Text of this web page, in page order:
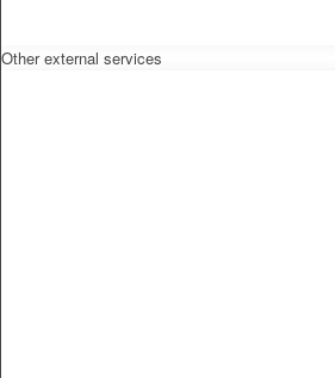
Other external services